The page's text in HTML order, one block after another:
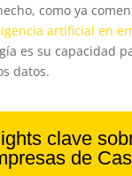
como ya
artificial en
es su capacidad
datos.
clave
de